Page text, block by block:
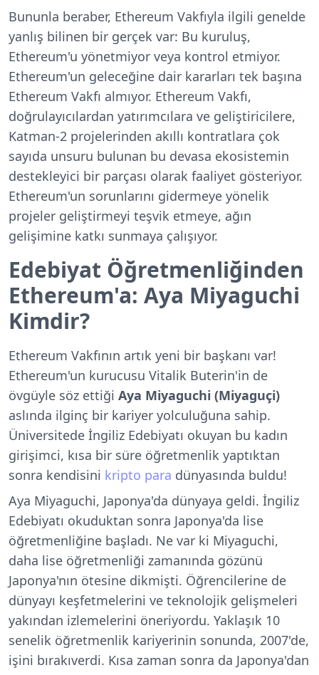
Bununla beraber, Ethereum Vakfıyla ilgili genelde
yanlış bilinen bir gerçek var: Bu kuruluş,
Ethereum'u yönetmiyor veya kontrol etmiyor.
Ethereum'un geleceğine dair kararları tek başına
Ethereum Vakfı almıyor. Ethereum Vakfı,
doğrulayıcılardan yatırımcılara ve geliştiricilere,
Katman-2 projelerinden akıllı kontratlara çok
sayıda unsuru bulunan bu devasa ekosistemin
destekleyici bir parçası olarak faaliyet gösteriyor.
Ethereum'un sorunlarını gidermeye yönelik
projeler geliştirmeyi teşvik etmeye, ağın
gelişimine katkı sunmaya çalışıyor.
Edebiyat Öğretmenliğinden
Ethereum'a: Aya Miyaguchi
Kimdir?
Ethereum Vakfının artık yeni bir başkanı var!
Ethereum'un kurucusu Vitalik Buterin'in de
övgüyle söz ettiği Aya Miyaguchi (Miyaguçi)
aslında ilginç bir kariyer yolculuğuna sahip.
Üniversitede İngiliz Edebiyatı okuyan bu kadın
girişimci, kısa bir süre öğretmenlik yaptıktan
sonra kendisini kripto para dünyasında buldu!
Aya Miyaguchi, Japonya'da dünyaya geldi. İngiliz
Edebiyatı okuduktan sonra Japonya'da lise
öğretmenliğine başladı. Ne var ki Miyaguchi,
daha lise öğretmenliği zamanında gözünü
Japonya'nın ötesine dikmişti. Öğrencilerine de
dünyayı keşfetmelerini ve teknolojik gelişmeleri
yakından izlemelerini öneriyordu. Yaklaşık 10
senelik öğretmenlik kariyerinin sonunda, 2007'de,
işini bırakıverdi. Kısa zaman sonra da Japonya'dan